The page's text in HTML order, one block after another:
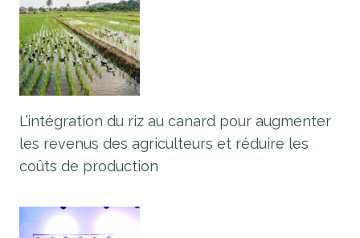
L’intégration du riz au canard pour augmenter
les revenus des agriculteurs et réduire les
coûts de production